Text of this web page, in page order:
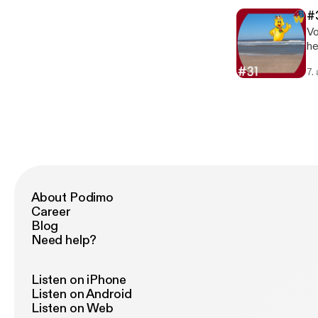
7.
About Podimo
Career
Blog
Need help?
Listen on iPhone
Listen on Android
Listen on Web